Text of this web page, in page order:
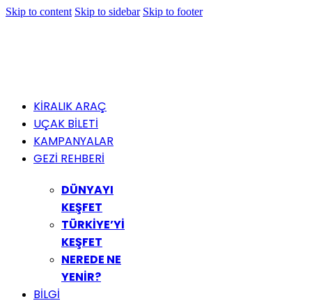
Skip to content Skip to sidebar Skip to footer
KİRALIK ARAÇ
UÇAK BİLETİ
KAMPANYALAR
GEZİ REHBERİ
DÜNYAYI
KEŞFET
TÜRKİYE’Yİ
KEŞFET
NEREDE NE
YENİR?
BİLGİ